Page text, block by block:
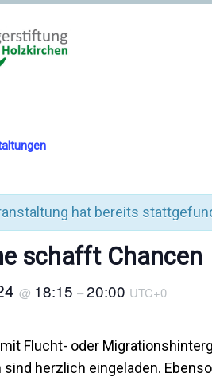
hat bereits
schafft Chancen
@ 18:15 –20:00 UTC+0
Flucht- oder
herzlich eingeladen.